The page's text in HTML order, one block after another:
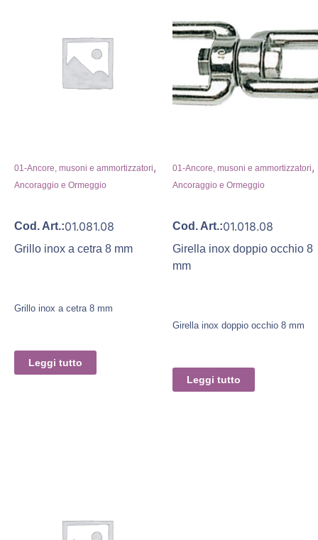
01-Ancore, musoni e ammortizzatori,
Ancoraggio e Ormeggio
Cod. Art.:01.081.08
Grillo inox a cetra 8 mm
Grillo inox a cetra 8 mm
Leggi tutto
01-Ancore, musoni e ammortizzatori,
Ancoraggio e Ormeggio
Cod. Art.:01.018.08
Girella inox doppio occhio 8
mm
Girella inox doppio occhio 8 mm
Leggi tutto